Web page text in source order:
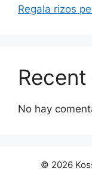
Regala rizos
No hay
© 2026